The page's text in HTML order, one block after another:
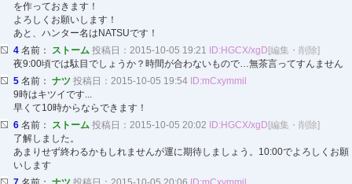
を作っておきます！
よろしくお願いします！
あと、ハンター名はNATSUです！
4 名前： ストーム 投稿日：2015-10-05 19:21 ID:HGCX/xgD [編集・削除]
夜9:00頃では駄目でしょうか？時間が合わないもので…無茶言ってすんません
5 名前： ナツ 投稿日：2015-10-05 19:54 ID:mCxymmil
9時はキツイです...
早くて10時からならできます！
6 名前： ストーム 投稿日：2015-10-05 20:02 ID:HGCX/xgD [編集・削除]
了解しました。
あまりせず終わるかもしれませんが運に期待しましょう。10:00でよろしくお願
いします